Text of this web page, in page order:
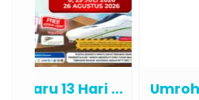
Umroh Regular